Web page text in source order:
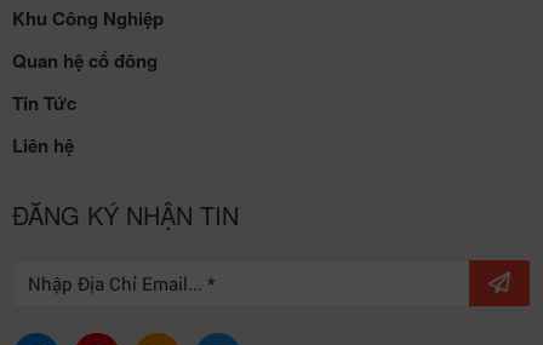
Khu Công Nghiệp
Quan hệ cổ đông
Tin Tức
Liên hệ
ĐĂNG KÝ NHẬN TIN